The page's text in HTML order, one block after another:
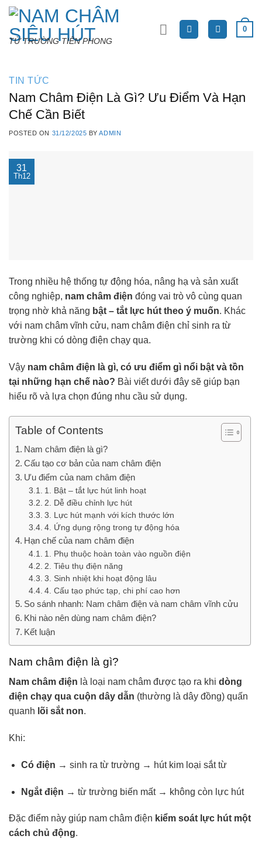
Skip
content
TỪ TRƯỜNG TIÊN PHONG
0
TIN TỨC
Nam Châm Điện Là Gì? Ưu Điểm Và Hạn
Chế Cần Biết
POSTED ON 31/12/2025 BYADMIN
31
Th12
Trong nhiều hệ thống tự động hóa, nâng hạ và sản xuất
công nghiệp, nam châm điện đóng vai trò vô cùng quan
trọng nhờ khả năng bật – tắt lực hút theo ý muốn. Khác
với nam châm vĩnh cửu, nam châm điện chỉ sinh ra từ
trường khi có dòng điện chạy qua.
Vậy nam châm điện là gì, có ưu điểm gì nổi bật và tồn
tại những hạn chế nào? Bài viết dưới đây sẽ giúp bạn
hiểu rõ và lựa chọn đúng nhu cầu sử dụng.
Table of Contents
Nam châm điện là gì?
Cấu tạo cơ bản của nam châm điện
Ưu điểm của nam châm điện
1. Bật – tắt lực hút linh hoạt
2. Dễ điều chỉnh lực hút
3. Lực hút mạnh với kích thước lớn
4. Ứng dụng rộng trong tự động hóa
Hạn chế của nam châm điện
1. Phụ thuộc hoàn toàn vào nguồn điện
2. Tiêu thụ điện năng
3. Sinh nhiệt khi hoạt động lâu
4. Cấu tạo phức tạp, chi phí cao hơn
So sánh nhanh: Nam châm điện và nam châm vĩnh cửu
Khi nào nên dùng nam châm điện?
Kết luận
Nam châm điện là gì?
Nam châm điện là loại nam châm được tạo ra khi dòng
điện chạy qua cuộn dây dẫn (thường là dây đồng) quấn
quanh lõi sắt non.
Khi:
Có điện → sinh ra từ trường → hút kim loại sắt từ
Ngắt điện → từ trường biến mất → không còn lực hút
Đặc điểm này giúp nam châm điện kiểm soát lực hút một
cách chủ động.